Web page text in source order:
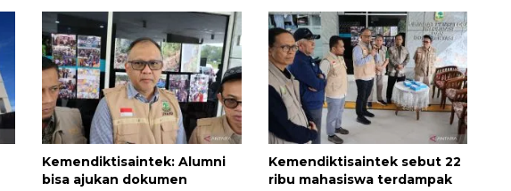
Kemendiktisaintek: Alumni
bisa ajukan dokumen
Kemendiktisaintek sebut 22
ribu mahasiswa terdampak